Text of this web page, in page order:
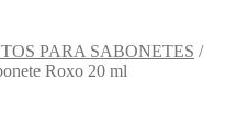
PARA SABONETES /
Roxo 20 ml